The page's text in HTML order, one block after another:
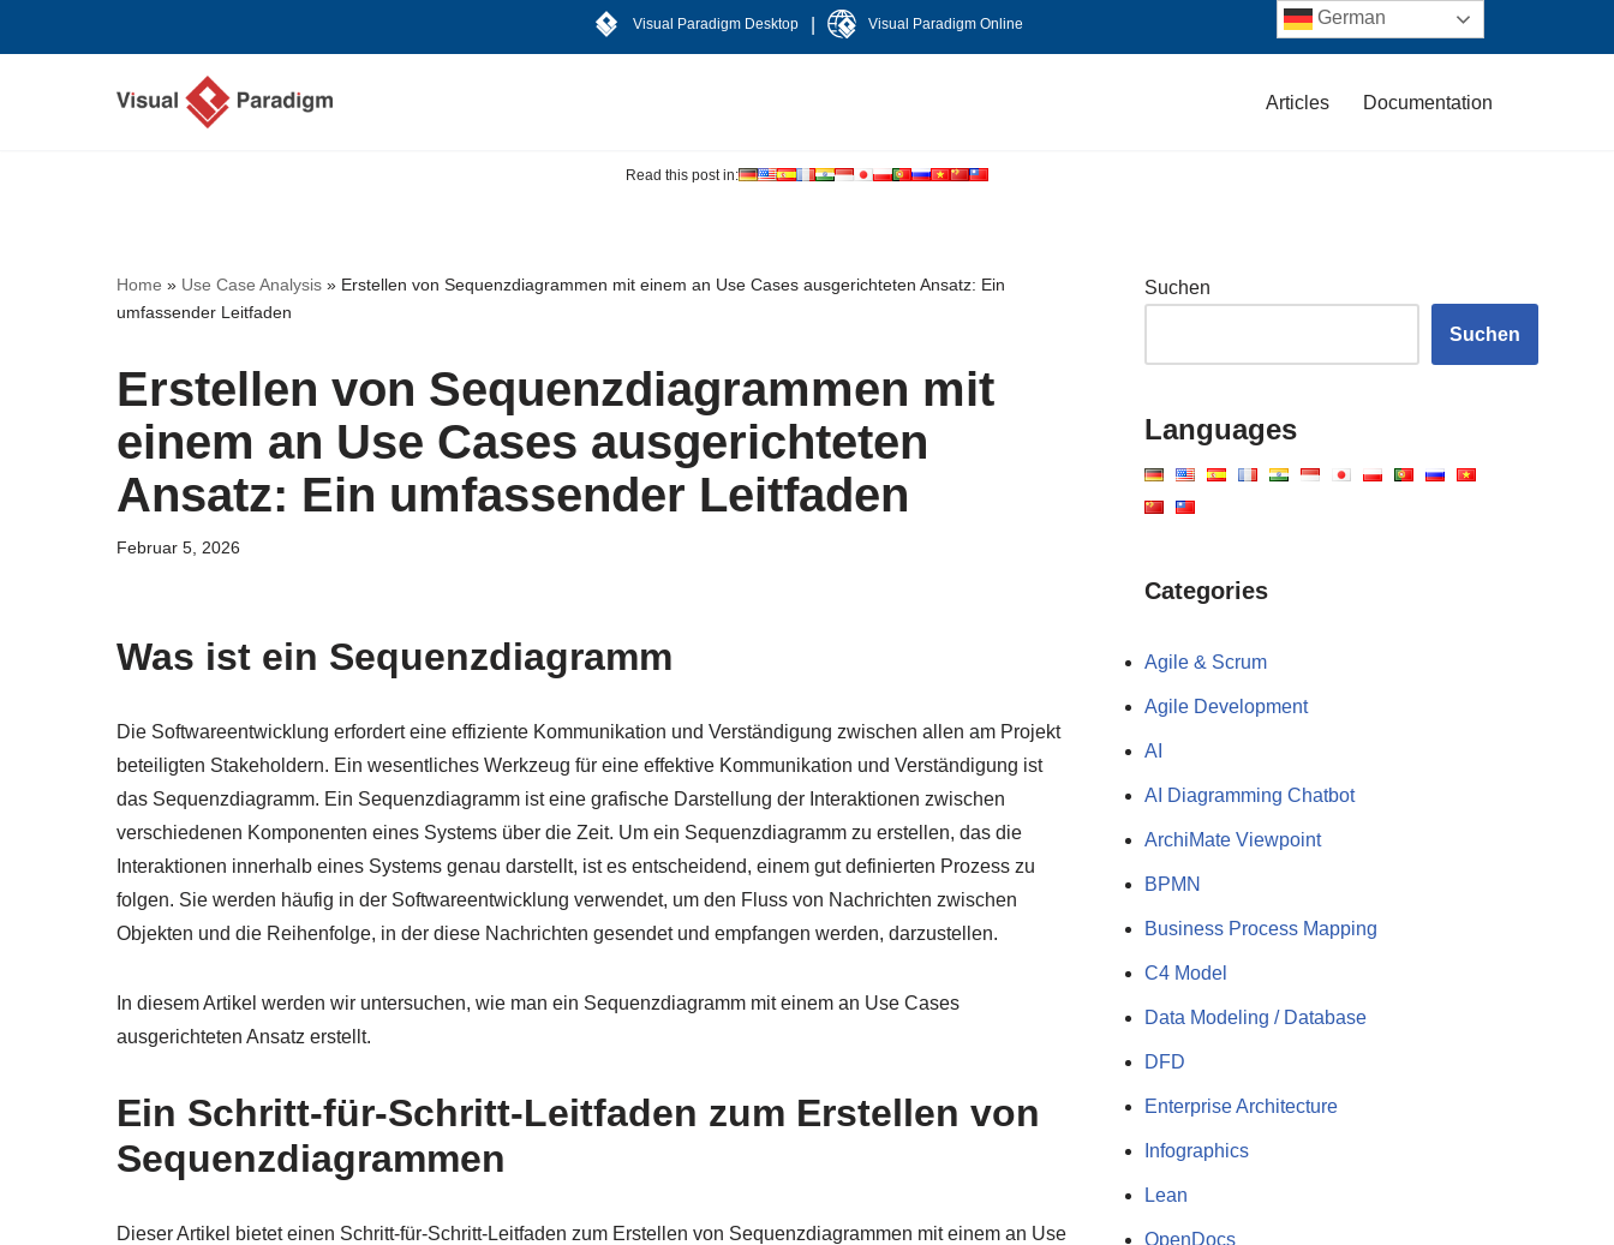
Visual Paradigm Desktop Visual Paradigm Online
Articles Documentation
Read this post in:
Home » Use Case Analysis » Erstellen von Sequenzdiagrammen mit einem an Use Cases ausgerichteten Ansatz: Ein
umfassender Leitfaden
Erstellen von Sequenzdiagrammen mit
einem an Use Cases ausgerichteten
Ansatz: Ein umfassender Leitfaden
Februar 5, 2026
Was ist ein Sequenzdiagramm
Die Softwareentwicklung erfordert eine effiziente Kommunikation und Verständigung zwischen allen am Projekt
beteiligten Stakeholdern. Ein wesentliches Werkzeug für eine effektive Kommunikation und Verständigung ist
das Sequenzdiagramm. Ein Sequenzdiagramm ist eine grafische Darstellung der Interaktionen zwischen
verschiedenen Komponenten eines Systems über die Zeit. Um ein Sequenzdiagramm zu erstellen, das die
Interaktionen innerhalb eines Systems genau darstellt, ist es entscheidend, einem gut definierten Prozess zu
folgen. Sie werden häufig in der Softwareentwicklung verwendet, um den Fluss von Nachrichten zwischen
Objekten und die Reihenfolge, in der diese Nachrichten gesendet und empfangen werden, darzustellen.
In diesem Artikel werden wir untersuchen, wie man ein Sequenzdiagramm mit einem an Use Cases
ausgerichteten Ansatz erstellt.
Ein Schritt-für-Schritt-Leitfaden zum Erstellen von
Sequenzdiagrammen
Dieser Artikel bietet einen Schritt-für-Schritt-Leitfaden zum Erstellen von Sequenzdiagrammen mit einem an Use
Suchen
Suchen
Languages
Categories
Agile & Scrum
Agile Development
AI
AI Diagramming Chatbot
ArchiMate Viewpoint
BPMN
Business Process Mapping
C4 Model
Data Modeling / Database
DFD
Enterprise Architecture
Infographics
Lean
OpenDocs
German